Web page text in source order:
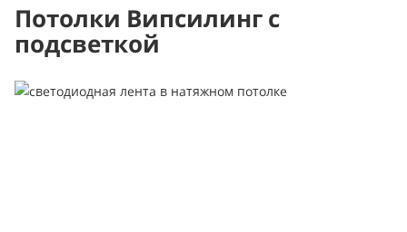
Потолки Випсилинг с
подсветкой